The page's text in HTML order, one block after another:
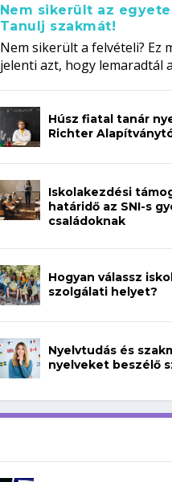
Nem sikerült az
Tanulj szakmát!
Nem sikerült a felvételi? Ez
jelenti azt, hogy lemaradtál
Húsz fiatal tanár
Richter
Iskolakezdési
határidő az SNI-s
családoknak
Hogyan válassz
szolgálati helyet?
Nyelvtudás és
nyelveket beszélő